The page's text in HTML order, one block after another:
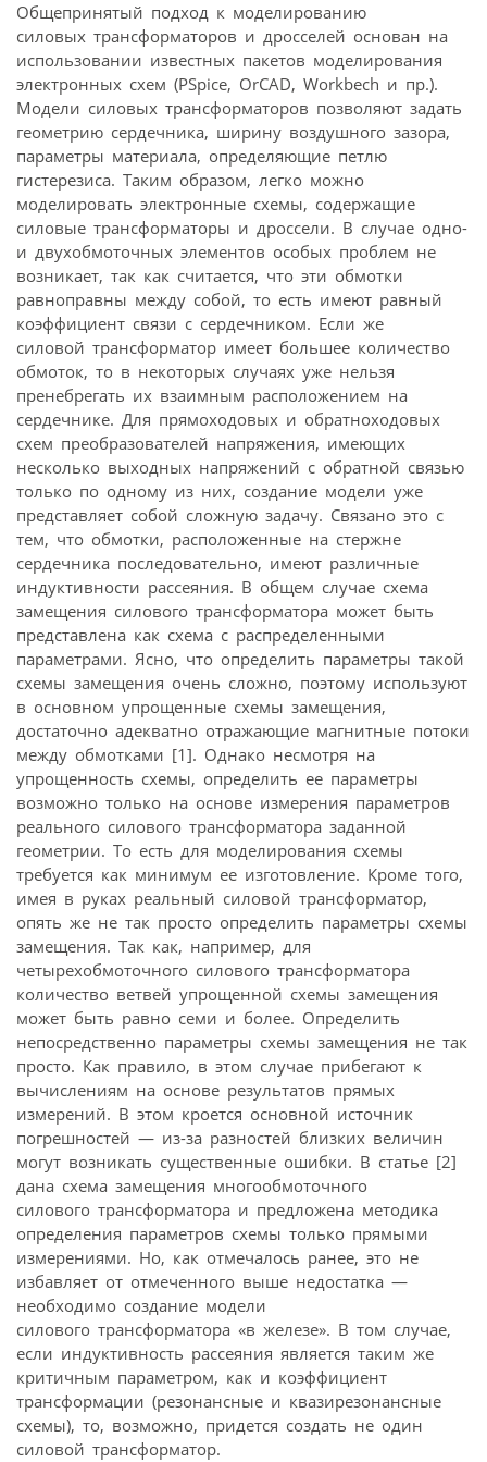
Общепринятый подход к моделированию
силовых трансформаторов и дросселей основан на
использовании известных пакетов моделирования
электронных схем (PSpice, OrCAD, Workbech и пр.).
Модели силовых трансформаторов позволяют задать
геометрию сердечника, ширину воздушного зазора,
параметры материала, определяющие петлю
гистерезиса. Таким образом, легко можно
моделировать электронные схемы, содержащие
силовые трансформаторы и дроссели. В случае одно-
и двухобмоточных элементов особых проблем не
возникает, так как считается, что эти обмотки
равноправны между собой, то есть имеют равный
коэффициент связи с сердечником. Если же
силовой трансформатор имеет большее количество
обмоток, то в некоторых случаях уже нельзя
пренебрегать их взаимным расположением на
сердечнике. Для прямоходовых и обратноходовых
схем преобразователей напряжения, имеющих
несколько выходных напряжений с обратной связью
только по одному из них, создание модели уже
представляет собой сложную задачу. Связано это с
тем, что обмотки, расположенные на стержне
сердечника последовательно, имеют различные
индуктивности рассеяния. В общем случае схема
замещения силового трансформатора может быть
представлена как схема с распределенными
параметрами. Ясно, что определить параметры такой
схемы замещения очень сложно, поэтому используют
в основном упрощенные схемы замещения,
достаточно адекватно отражающие магнитные потоки
между обмотками [1]. Однако несмотря на
упрощенность схемы, определить ее параметры
возможно только на основе измерения параметров
реального силового трансформатора заданной
геометрии. То есть для моделирования схемы
требуется как минимум ее изготовление. Кроме того,
имея в руках реальный силовой трансформатор,
опять же не так просто определить параметры схемы
замещения. Так как, например, для
четырехобмоточного силового трансформатора
количество ветвей упрощенной схемы замещения
может быть равно семи и более. Определить
непосредственно параметры схемы замещения не так
просто. Как правило, в этом случае прибегают к
вычислениям на основе результатов прямых
измерений. В этом кроется основной источник
погрешностей — из-за разностей близких величин
могут возникать существенные ошибки. В статье [2]
дана схема замещения многообмоточного
силового трансформатора и предложена методика
определения параметров схемы только прямыми
измерениями. Но, как отмечалось ранее, это не
избавляет от отмеченного выше недостатка —
необходимо создание модели
силового трансформатора «в железе». В том случае,
если индуктивность рассеяния является таким же
критичным параметром, как и коэффициент
трансформации (резонансные и квазирезонансные
схемы), то, возможно, придется создать не один
силовой трансформатор.